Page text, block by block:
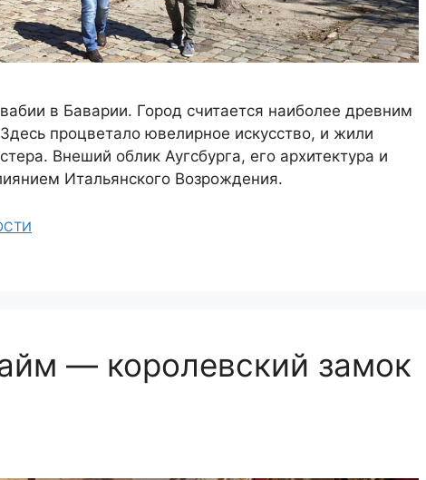
в Баварии. Город считается наиболее древним
процветало ювелирное искусство, и жили
Внеший облик Аугсбурга, его архитектура и
Итальянского Возрождения.
— королевский замок